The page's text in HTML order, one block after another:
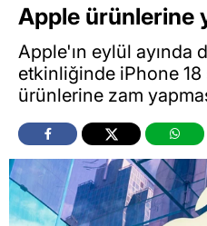
Apple ürünlerine
Apple'ın eylül ayında
etkinliğinde iPhone 18
ürünlerine zam